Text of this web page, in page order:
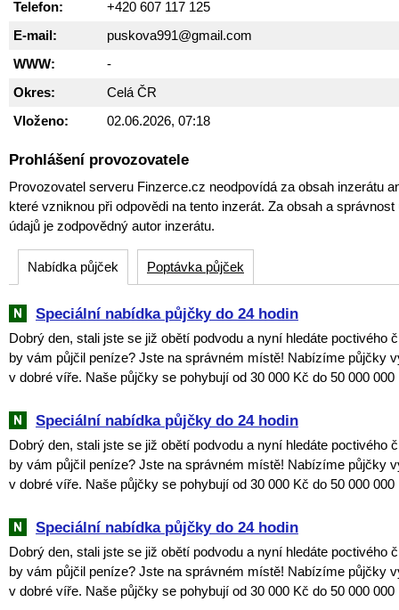
Telefon:
+420 607 117 125
E-mail:
puskova991@gmail.com
WWW:
-
Okres:
Celá ČR
Vloženo:
02.06.2026, 07:18
Prohlášení provozovatele
Provozovatel serveru Finzerce.cz neodpovídá za obsah inzerátu
které vzniknou při odpovědi na tento inzerát. Za obsah a
údajů je zodpovědný autor inzerátu.
Nabídka půjček Poptávka půjček
Speciální nabídka půjčky do 24 hodin
Dobrý den, stali jste se již obětí podvodu a nyní hledáte poctivého
by vám půjčil peníze? Jste na správném místě! Nabízíme půjčky
v dobré víře. Naše půjčky se pohybují od 30 000 Kč do 50 000 000
Speciální nabídka půjčky do 24 hodin
Dobrý den, stali jste se již obětí podvodu a nyní hledáte poctivého
by vám půjčil peníze? Jste na správném místě! Nabízíme půjčky
v dobré víře. Naše půjčky se pohybují od 30 000 Kč do 50 000 000
Speciální nabídka půjčky do 24 hodin
Dobrý den, stali jste se již obětí podvodu a nyní hledáte poctivého
by vám půjčil peníze? Jste na správném místě! Nabízíme půjčky
v dobré víře. Naše půjčky se pohybují od 30 000 Kč do 50 000 000